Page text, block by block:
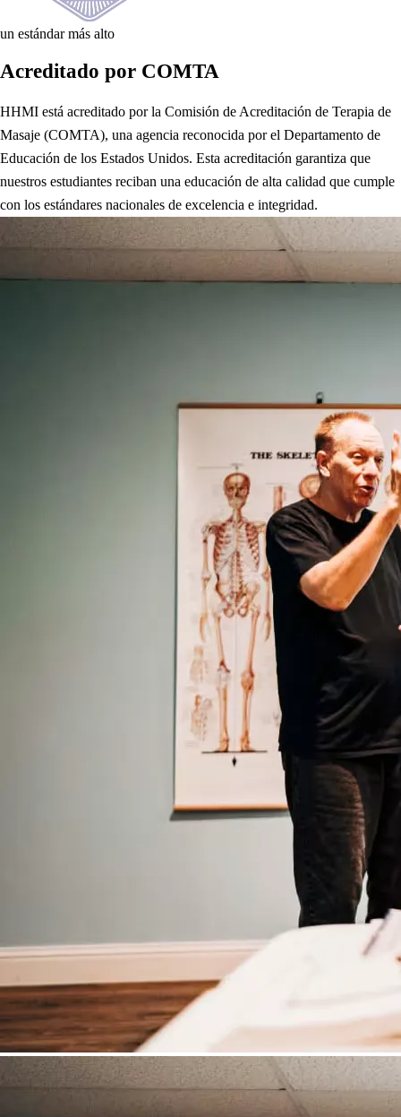
un estándar más alto
Acreditado por COMTA
HHMI está acreditado por la Comisión de Acreditación de Terapia de
Masaje (COMTA), una agencia reconocida por el Departamento de
Educación de los Estados Unidos. Esta acreditación garantiza que
nuestros estudiantes reciban una educación de alta calidad que cumple
con los estándares nacionales de excelencia e integridad.